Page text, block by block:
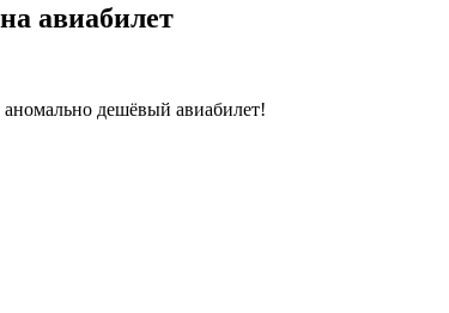
авиабилет
дешёвый авиабилет!